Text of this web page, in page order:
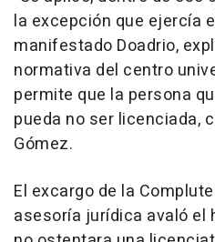
la excepción que ejercía
manifestado Doadrio,
normativa del centro
permite que la persona
pueda no ser licenciada,
Gómez.
El excargo de la
asesoría jurídica avaló el